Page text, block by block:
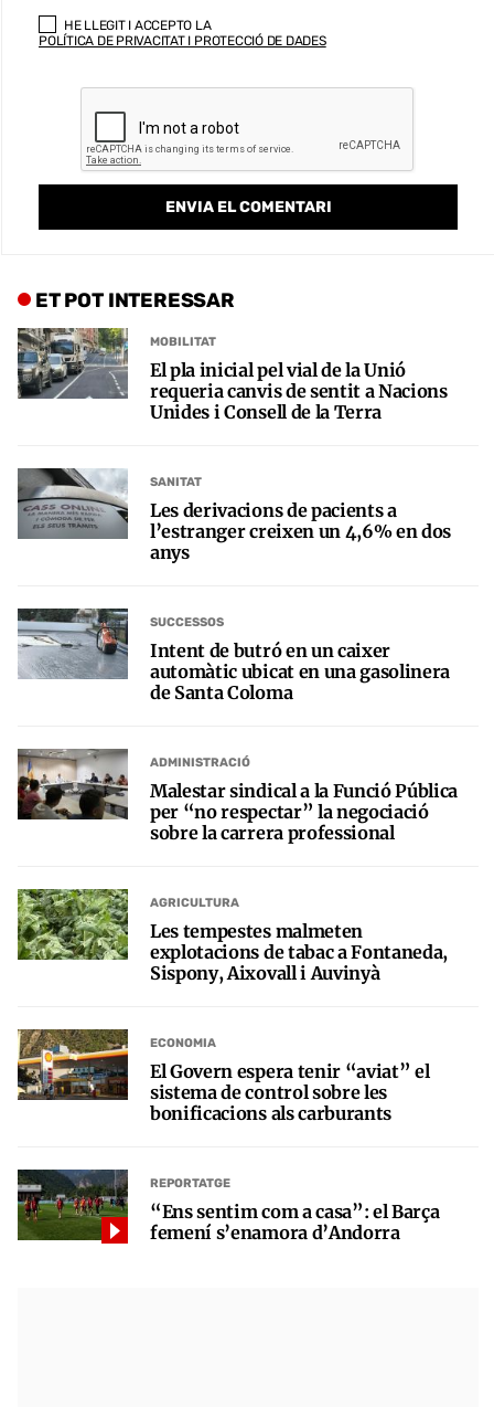
HE LLEGIT I ACCEPTO LA
POLÍTICA DE PRIVACITAT I PROTECCIÓ DE DADES
ET POT INTERESSAR
MOBILITAT
El pla inicial pel vial de la Unió
requeria canvis de sentit a Nacions
Unides i Consell de la Terra
SANITAT
Les derivacions de pacients a
l’estranger creixen un 4,6% en dos
anys
SUCCESSOS
Intent de butró en un caixer
automàtic ubicat en una gasolinera
de Santa Coloma
ADMINISTRACIÓ
Malestar sindical a la Funció Pública
per “no respectar” la negociació
sobre la carrera professional
AGRICULTURA
Les tempestes malmeten
explotacions de tabac a Fontaneda,
Sispony, Aixovall i Auvinyà
ECONOMIA
El Govern espera tenir “aviat” el
sistema de control sobre les
bonificacions als carburants
REPORTATGE
“Ens sentim com a casa”: el Barça
femení s’enamora d’Andorra